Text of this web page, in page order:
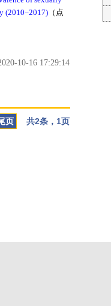
(2010–2017) （点
10-16 17:29:14
页 共2条，1页